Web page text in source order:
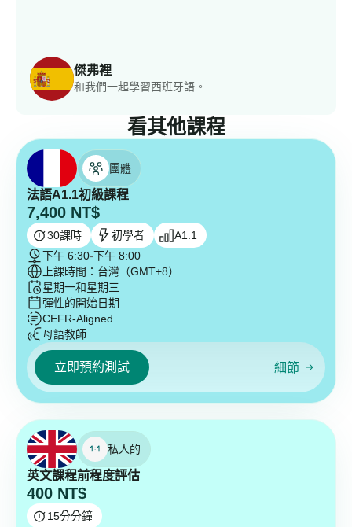
傑弗裡
和我們一起學習西班牙語。
看其他課程
團體
法語A1.1初級課程
7,400 NT$
30課時 初學者
A1.1
下午 6:30-下午 8:00
上課時間：台灣（GMT+8）
星期一和星期三
彈性的開始日期
CEFR-Aligned
母語教師
立即預約測試 細節
私人的
英文課程前程度評估
400 NT$
15分分鐘